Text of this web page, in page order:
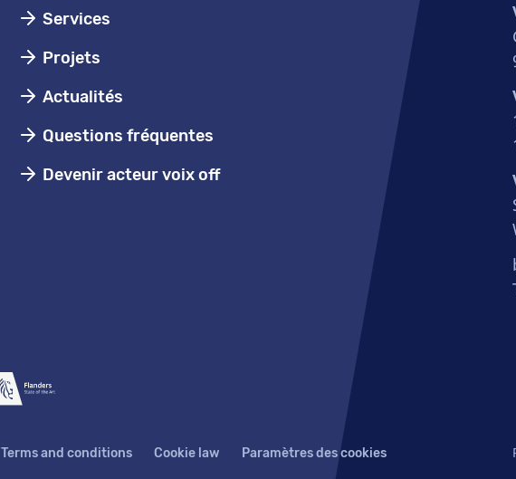
Services
Projets
Actualités
Questions fréquentes
Devenir acteur voix off
Terms and conditions Cookie law Paramètres des cookies